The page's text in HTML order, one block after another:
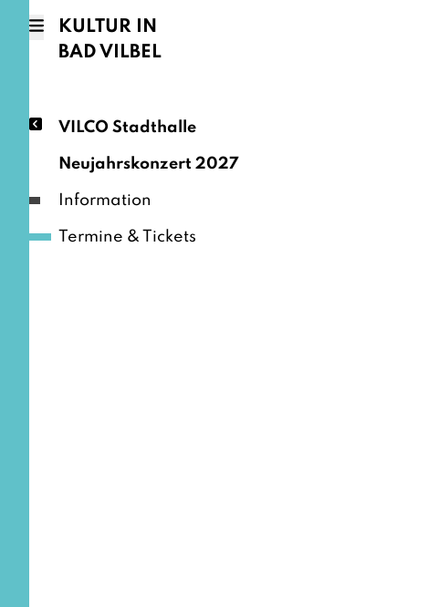
KULTUR IN
BAD VILBEL
VILCO Stadthalle
Neujahrskonzert 2027
Information
Termine & Tickets